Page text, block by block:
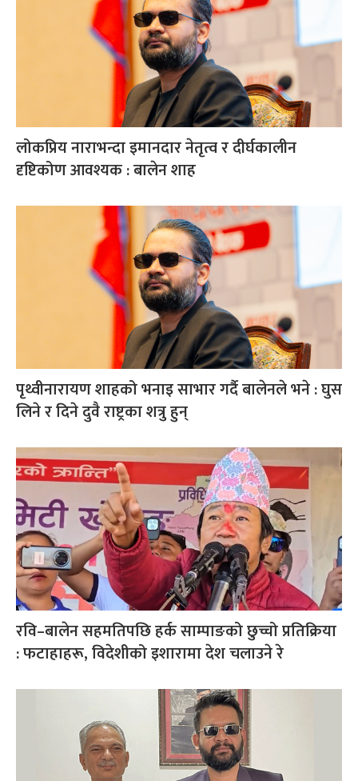
लोकप्रिय नाराभन्दा इमानदार नेतृत्व र दीर्घकालीन
दृष्टिकोण आवश्यक : बालेन शाह
पृथ्वीनारायण शाहको भनाइ साभार गर्दै बालेनले भने : घुस
लिने र दिने दुवै राष्ट्रका शत्रु हुन्
रवि–बालेन सहमतिपछि हर्क साम्पाङको छुच्चो प्रतिक्रिया
: फटाहाहरू, विदेशीको इशारामा देश चलाउने रे